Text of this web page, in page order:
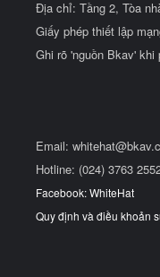
Địa chỉ: Tầng 2, Tòa
Giấy phép thiết lập
Ghi rõ 'nguồn Bkav'
Email:
Hotline: (024) 3763
Facebook: WhiteHat
Quy định và điều khoản